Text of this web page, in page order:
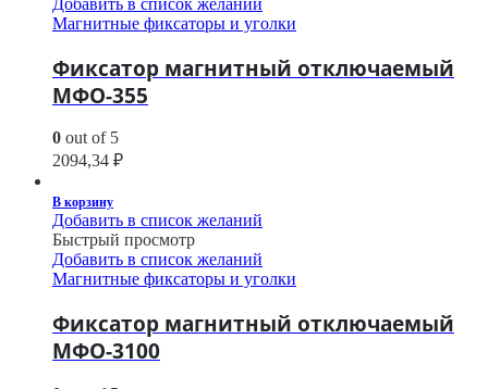
Магнитные фиксаторы и уголки
Фиксатор магнитный отключаемый
МФО-355
0 out of 5
2094,34 ₽
В корзину
Добавить в список желаний
Быстрый просмотр
Добавить в список желаний
Магнитные фиксаторы и уголки
Фиксатор магнитный отключаемый
МФО-3100